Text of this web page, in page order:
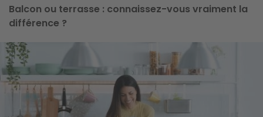
Balcon ou terrasse : connaissez-vous vraiment la
différence ?
Image